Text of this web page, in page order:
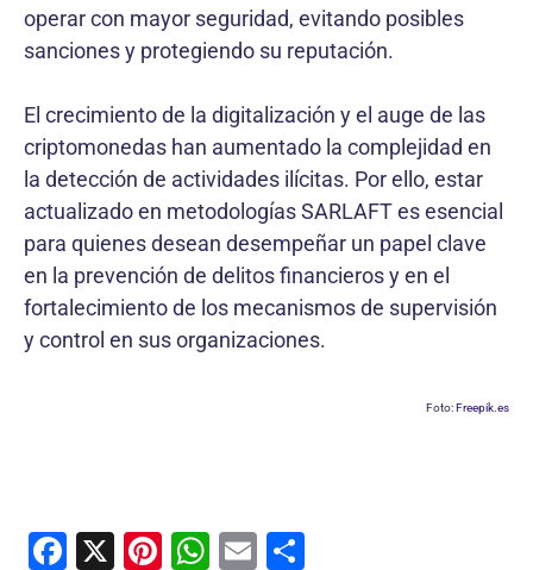
operar con mayor seguridad, evitando posibles
sanciones y protegiendo su reputación.
El crecimiento de la digitalización y el auge de las
criptomonedas han aumentado la complejidad en
la detección de actividades ilícitas. Por ello, estar
actualizado en metodologías SARLAFT es esencial
para quienes desean desempeñar un papel clave
en la prevención de delitos financieros y en el
fortalecimiento de los mecanismos de supervisión
y control en sus organizaciones.
Foto:Freepik.es
F
X
Pi W E